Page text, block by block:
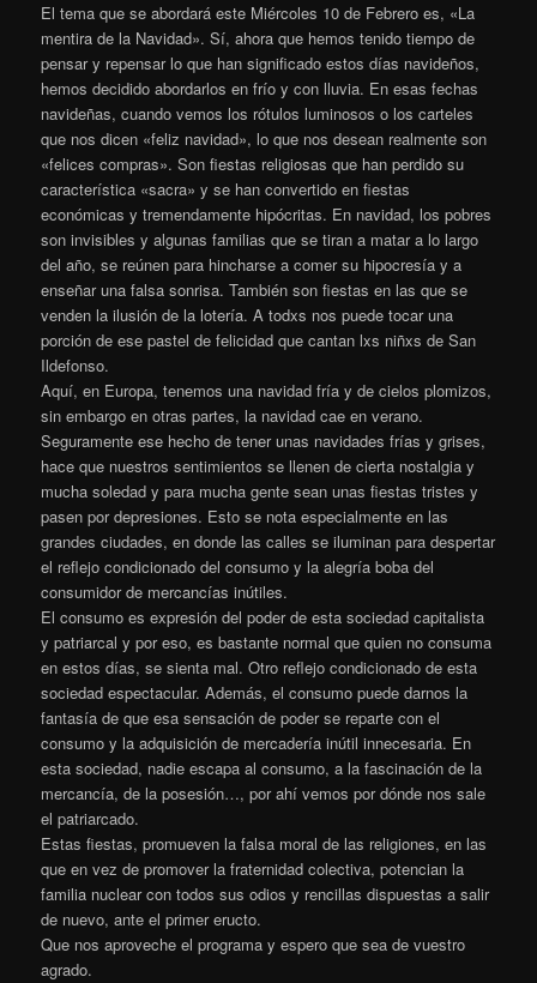
El tema que se abordará este Miércoles 10 de Febrero es, «La
mentira de la Navidad». Sí, ahora que hemos tenido tiempo de
pensar y repensar lo que han significado estos días navideños,
hemos decidido abordarlos en frío y con lluvia. En esas fechas
navideñas, cuando vemos los rótulos luminosos o los carteles
que nos dicen «feliz navidad», lo que nos desean realmente son
«felices compras». Son fiestas religiosas que han perdido su
característica «sacra» y se han convertido en fiestas
económicas y tremendamente hipócritas. En navidad, los pobres
son invisibles y algunas familias que se tiran a matar a lo largo
del año, se reúnen para hincharse a comer su hipocresía y a
enseñar una falsa sonrisa. También son fiestas en las que se
venden la ilusión de la lotería. A todxs nos puede tocar una
porción de ese pastel de felicidad que cantan lxs niñxs de San
Ildefonso.
Aquí, en Europa, tenemos una navidad fría y de cielos plomizos,
sin embargo en otras partes, la navidad cae en verano.
Seguramente ese hecho de tener unas navidades frías y grises,
hace que nuestros sentimientos se llenen de cierta nostalgia y
mucha soledad y para mucha gente sean unas fiestas tristes y
pasen por depresiones. Esto se nota especialmente en las
grandes ciudades, en donde las calles se iluminan para despertar
el reflejo condicionado del consumo y la alegría boba del
consumidor de mercancías inútiles.
El consumo es expresión del poder de esta sociedad capitalista
y patriarcal y por eso, es bastante normal que quien no consuma
en estos días, se sienta mal. Otro reflejo condicionado de esta
sociedad espectacular. Además, el consumo puede darnos la
fantasía de que esa sensación de poder se reparte con el
consumo y la adquisición de mercadería inútil innecesaria. En
esta sociedad, nadie escapa al consumo, a la fascinación de la
mercancía, de la posesión…, por ahí vemos por dónde nos sale
el patriarcado.
Estas fiestas, promueven la falsa moral de las religiones, en las
que en vez de promover la fraternidad colectiva, potencian la
familia nuclear con todos sus odios y rencillas dispuestas a salir
de nuevo, ante el primer eructo.
Que nos aproveche el programa y espero que sea de vuestro
agrado.